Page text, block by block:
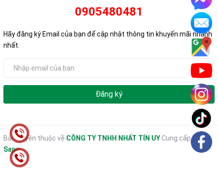
0905480481
Hãy đăng ký Email của bạn để cập nhật thông tin khuyến mãi nhanh
nhất.
Đăng ký
Bản quyền thuộc về CÔNG TY TNHH NHẤT TÍN UYCung cấp bởi
Sapo